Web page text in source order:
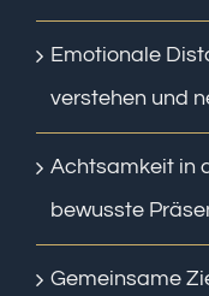
Emotionale
verstehen und
Achtsamkeit in
bewusste
Gemeinsame